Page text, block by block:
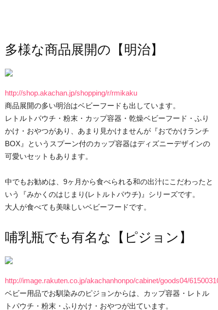
多様な商品展開の【明治】
http://shop.akachan.jp/shopping/r/rmikaku
商品展開の多い明治はベビーフードも出しています。
レトルトパウチ・粉末・カップ容器・乾燥ベビーフード・ふり
かけ・おやつがあり、あまり見かけませんが『おでかけランチ
BOX』というスプーン付のカップ容器はディズニーデザインの
可愛いセットもあります。
中でもお勧めは、9ヶ月から食べられる和の出汁にこだわったと
いう『みかくのはじまり(レトルトパウチ)』シリーズです。
大人が食べても美味しいベビーフードです。
哺乳瓶でも有名な【ピジョン】
http://image.rakuten.co.jp/akachanhonpo/cabinet/goods04/
ベビー用品でお馴染みのピジョンからは、カップ容器・レトル
トパウチ・粉末・ふりかけ・おやつが出ています。